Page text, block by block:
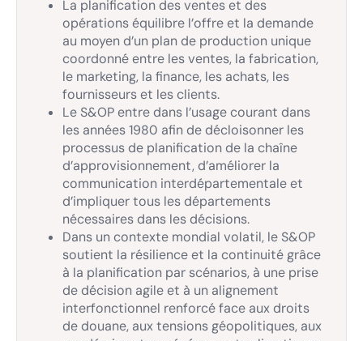
La planification des ventes et des
opérations équilibre l’offre et la demande
au moyen d’un plan de production unique
coordonné entre les ventes, la fabrication,
le marketing, la finance, les achats, les
fournisseurs et les clients.
Le S&OP entre dans l’usage courant dans
les années 1980 afin de décloisonner les
processus de planification de la chaîne
d’approvisionnement, d’améliorer la
communication interdépartementale et
d’impliquer tous les départements
nécessaires dans les décisions.
Dans un contexte mondial volatil, le S&OP
soutient la résilience et la continuité grâce
à la planification par scénarios, à une prise
de décision agile et à un alignement
interfonctionnel renforcé face aux droits
de douane, aux tensions géopolitiques, aux